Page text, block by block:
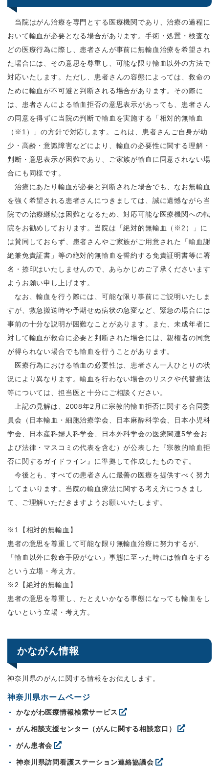
当院はがん治療を専門とする医療機関であり、治療の過程に
おいて輸血が必要となる場合があります。手術・処置・検査な
どの医療行為に際し、患者さんが事前に無輸血治療を希望され
た場合には、その意思を尊重し、可能な限り輸血以外の方法で
対応いたします。ただし、患者さんの容態によっては、救命の
ために輸血が不可避と判断される場合があります。その際に
は、患者さんによる輸血拒否の意思表示があっても、患者さん
の同意を得ずに当院の判断で輸血を実施する「相対的無輸血
（※1）」の方針で対応します。これは、患者さんご自身が幼
少・高齢・意識障害などにより、輸血の必要性に関する理解・
判断・意思表示が困難であり、ご家族が輸血に同意されない場
合にも同様です。
治療にあたり輸血が必要と判断された場合でも、なお無輸血
を強く希望される患者さんにつきましては、誠に遺憾ながら当
院での治療継続は困難となるため、対応可能な医療機関への転
院をお勧めしております。当院は「絶対的無輸血（※2）」に
は賛同しておらず、患者さんやご家族がご用意された「輸血謝
絶兼免責証書」等の絶対的無輸血を誓約する免責証明書等に署
名・捺印はいたしませんので、あらかじめご了承くださいます
ようお願い申し上げます。
なお、輸血を行う際には、可能な限り事前にご説明いたしま
すが、救急搬送時や予期せぬ病状の急変など、緊急の場合には
事前の十分な説明が困難なことがあります。また、未成年者に
対して輸血が救命に必要と判断された場合には、親権者の同意
が得られない場合でも輸血を行うことがあります。
医療行為における輸血の必要性は、患者さん一人ひとりの状
況により異なります。輸血を行わない場合のリスクや代替療法
等については、担当医と十分にご相談ください。
上記の見解は、2008年2月に宗教的輸血拒否に関する合同委
員会（日本輸血・細胞治療学会、日本麻酔科学会、日本小児科
学会、日本産科婦人科学会、日本外科学会の医療関連5学会お
よび法律・マスコミの代表を含む）が公表した『宗教的輸血拒
否に関するガイドライン』に準拠して作成したものです。
今後とも、すべての患者さんに最善の医療を提供すべく努力
してまいります。当院の輸血療法に関する考え方につきまし
て、ご理解いただきますようお願いいたします。
※1【相対的無輸血】
患者の意思を尊重して可能な限り無輸血治療に努力するが、
「輸血以外に救命手段がない」事態に至った時には輸血をする
という立場・考え方。
※2【絶対的無輸血】
患者の意思を尊重し、たとえいかなる事態になっても輸血をし
ないという立場・考え方。
かながん情報
神奈川県のがんに関する情報をお伝えします。
神奈川県ホームページ
かながわ医療情報検索サービス
がん相談支援センター（がんに関する相談窓口）
がん患者会
神奈川県訪問看護ステーション連絡協議会